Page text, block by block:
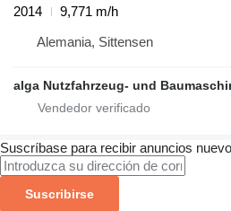
2014
9,771 m/h
Alemania, Sittensen
Suscríbase para recibir anuncios
Suscribirse